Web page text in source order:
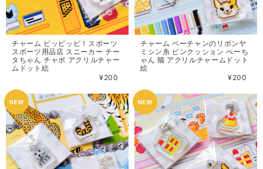
チャーム ピッピッピ！スポーツ
スポーツ用品店 スニーカー チー
タちゃん チャボ アクリルチャー
ムドット絵
¥200
チャーム ペーチャンのリボンヤ
ミシン糸 ピンクッション ぺーち
ゃん 猫 アクリルチャームドット
絵
¥200